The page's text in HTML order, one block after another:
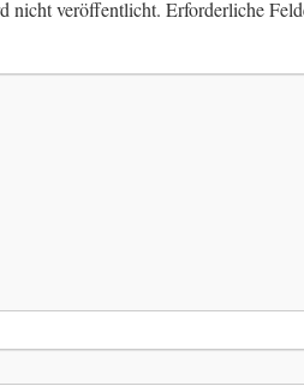
nicht veröffentlicht. Erforderliche